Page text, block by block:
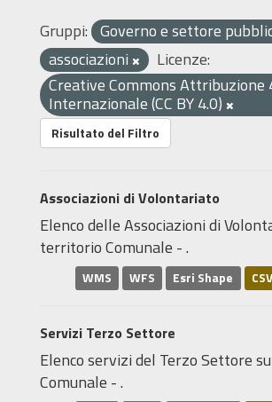
Gruppi: Governo e settore
associazioni
Licenze:
Creative Commons Attribuzione
Internazionale (CC BY 4.0)
Risultato del Filtro
Associazioni di Volontariato
Elenco delle Associazioni di
territorio Comunale - .
WMS WFS Esri Shape CSV
Servizi Terzo Settore
Elenco servizi del Terzo Settore
Comunale - .